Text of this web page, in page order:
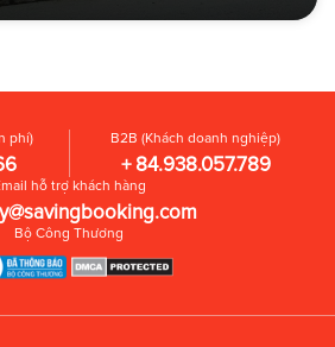
phí) B2B (Khách doanh nghiệp)
+ 84.938.057.789
hỗ trợ khách hàng
Bộ Công Thương